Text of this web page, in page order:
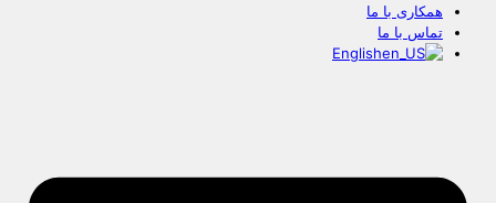
همکاری با ما
تماس با ما
English